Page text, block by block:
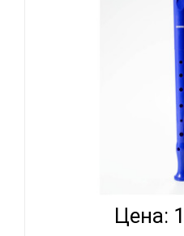
колен.
HOHNER B9508 DB
Цена: